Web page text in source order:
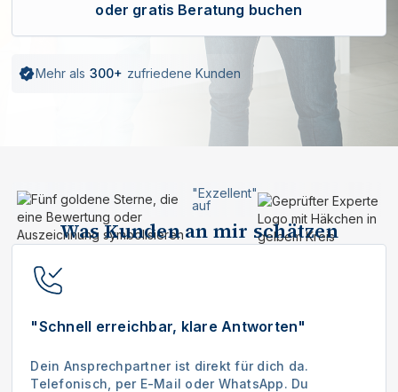
oder gratis Beratung buchen
Mehr als 300+ zufriedene Kunden
"Exzellent"
auf
Was Kunden an mir schätzen
"Schnell erreichbar, klare Antworten"
Dein Ansprechpartner ist direkt für dich da.
Telefonisch, per E-Mail oder WhatsApp. Du